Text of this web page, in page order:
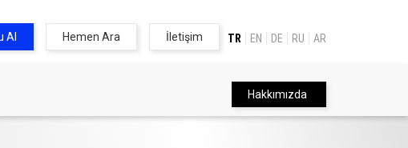
Al Hemen Ara İletişim TR EN DE RU AR
Hakkımızda